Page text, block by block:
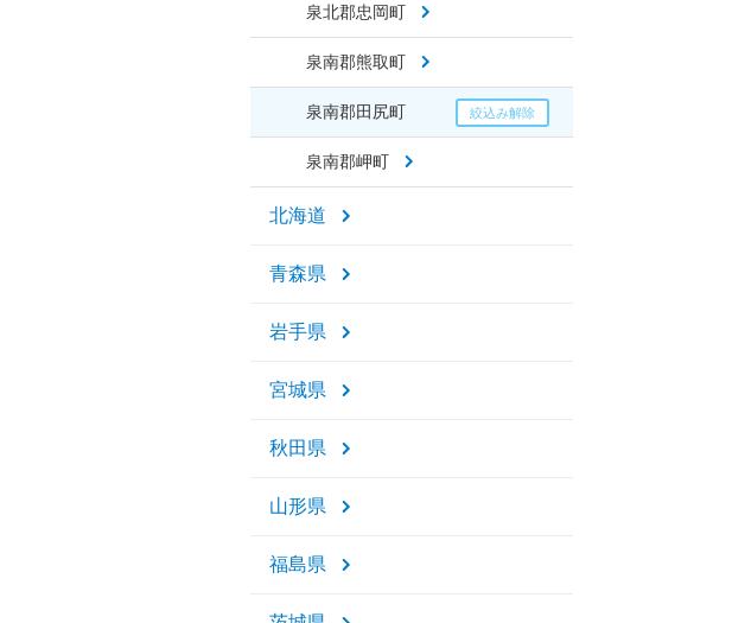
泉北郡忠岡町
泉南郡熊取町
泉南郡田尻町
泉南郡岬町
北海道
青森県
岩手県
宮城県
秋田県
山形県
福島県